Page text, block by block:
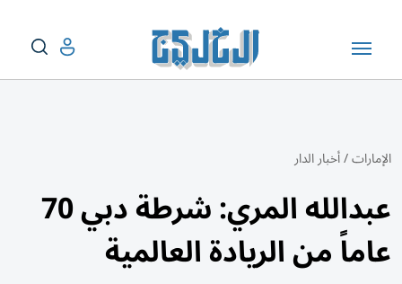
الإمارات/أخبار الدار
عبدالله المري: شرطة دبي 70
عاماً من الريادة العالمية